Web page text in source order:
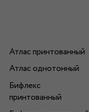
Атлас принтованный
Атлас однотонный
Бифлекс
принтованный